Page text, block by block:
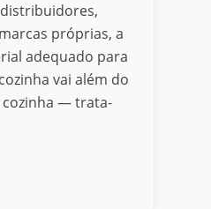
próprias, a
adequado para
vai além do
cozinha — trata-